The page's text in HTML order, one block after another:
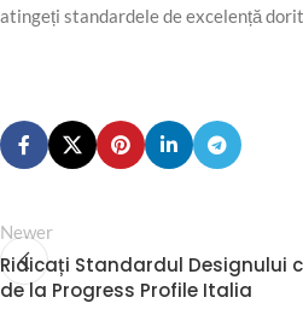
atingeți standardele de excelență
Newer
Ridicați Standardul Designului
de la Progress Profile Italia